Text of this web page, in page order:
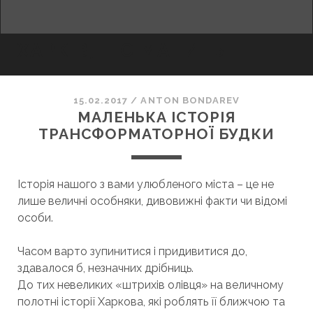
15.02.2017 /ANTON BONDAREV
МАЛЕНЬКА ІСТОРІЯ
ТРАНСФОРМАТОРНОЇ БУДКИ
Історія нашого з вами улюбленого міста – це не
лише величні особняки, дивовижні факти чи відомі
особи.
Часом варто зупинитися і придивитися до,
здавалося б, незначних дрібниць.
До тих невеликих «штрихів олівця» на величному
полотні історії Харкова, які роблять її ближчою та